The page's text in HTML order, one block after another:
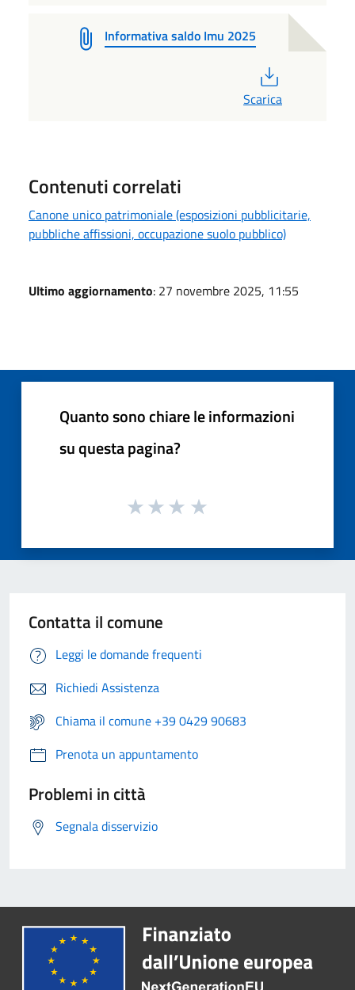
Informativa saldo Imu 2025
Scarica
Contenuti correlati
Canone unico patrimoniale (esposizioni pubblicitarie,
pubbliche affissioni, occupazione suolo pubblico)
Ultimo aggiornamento: 27 novembre 2025, 11:55
Quanto sono chiare le informazioni
su questa pagina?
Contatta il comune
Leggi le domande frequenti
Richiedi Assistenza
Chiama il comune +39 0429 90683
Prenota un appuntamento
Problemi in città
Segnala disservizio